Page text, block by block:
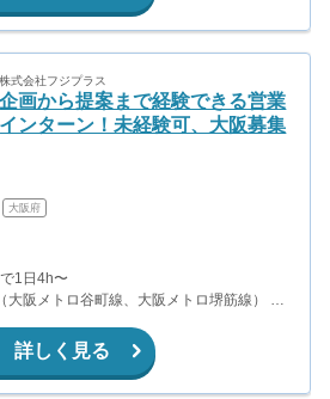
株式会社フジプラス
企画から提案まで経験できる営業
インターン！未経験可、大阪募集
大阪府
1日4h〜
阪メトロ谷町線、大阪メトロ堺筋線） 大
、京阪本線）
詳しく見る